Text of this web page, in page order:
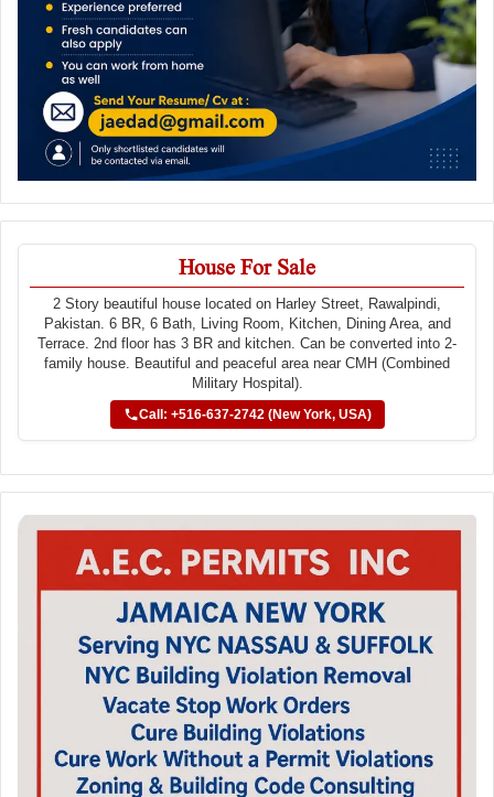
House For Sale
2 Story beautiful house located on Harley Street, Rawalpindi,
Pakistan. 6 BR, 6 Bath, Living Room, Kitchen, Dining Area, and
Terrace. 2nd floor has 3 BR and kitchen. Can be converted into 2-
family house. Beautiful and peaceful area near CMH (Combined
Military Hospital).
Call: +516-637-2742 (New York, USA)